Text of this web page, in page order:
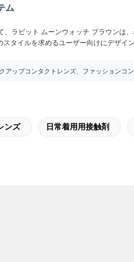
ム
、ラビット ムーンウォッチ ブラウンは
タイルを求めるユーザー向けにデザイン
アップコンタクトレンズ、ファッションコ
ンズ 日常着用用接触剤